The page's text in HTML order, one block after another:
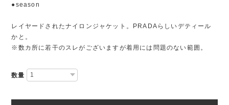
●season
レイヤードされたナイロンジャケット。PRADAらしいデティール
かと。
※数カ所に若干のスレがございますが着用には問題のない範囲。
数量